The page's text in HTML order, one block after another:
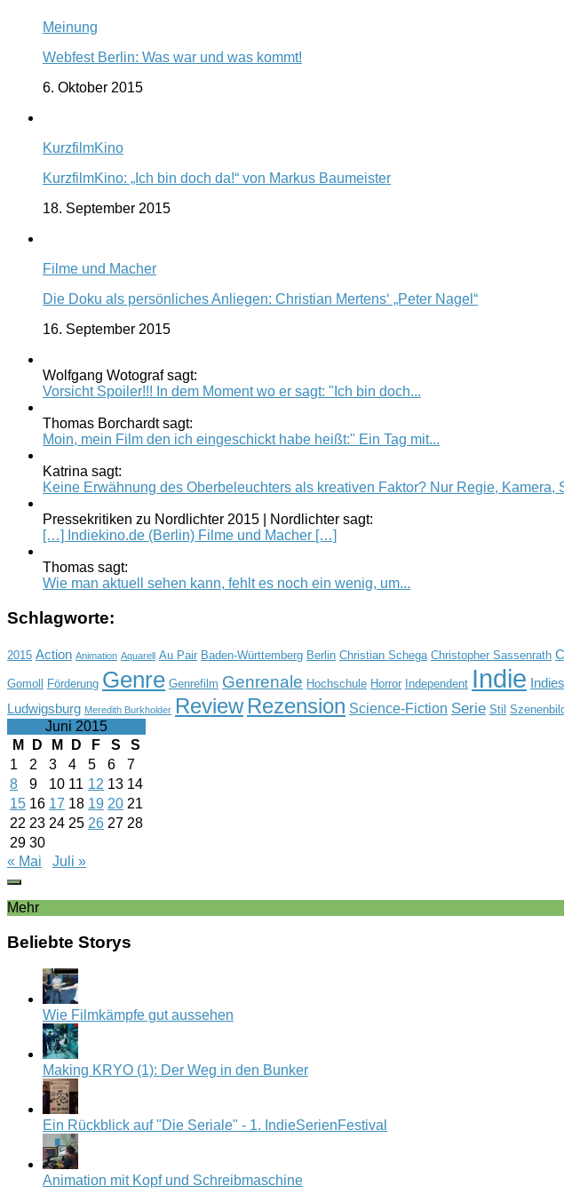
Meinung
Webfest Berlin: Was war und was kommt!
6. Oktober 2015
KurzfilmKino
KurzfilmKino: „Ich bin doch da!“ von Markus Baumeister
18. September 2015
Filme und Macher
Die Doku als persönliches Anliegen: Christian Mertens‘ „Peter Nagel“
16. September 2015
Wolfgang Wotograf sagt:
Vorsicht Spoiler!!! In dem Moment wo er sagt: "Ich bin doch...
Thomas Borchardt sagt:
Moin, mein Film den ich eingeschickt habe heißt:" Ein Tag mit...
Katrina sagt:
Keine Erwähnung des Oberbeleuchters als kreativen Faktor? Nur Regie, Kamera,
Pressekritiken zu Nordlichter 2015 | Nordlichter sagt:
[…] Indiekino.de (Berlin) Filme und Macher […]
Thomas sagt:
Wie man aktuell sehen kann, fehlt es noch ein wenig, um...
Schlagworte:
2015 Action Animation Aquarell Au Pair Baden-Württemberg Berlin Christian Schega Christopher Sassenrath
Gomoll Förderung Genre Genrefilm Genrenale Hochschule Horror Independent Indie
Ludwigsburg Meredith Burkholder Review Rezension Science-Fiction Serie Stil
Juni 2015
M
D M D F S
S
1
2 3 4 5 6
7
8
9 10 11 12 13 14
15 16 17 18 19 20 21
22 23 24 25 26 27 28
29 30
« Mai
Juli »
Mehr
Beliebte Storys
Wie Filmkämpfe gut aussehen
Making KRYO (1): Der Weg in den Bunker
Ein Rückblick auf "Die Seriale" - 1. IndieSerienFestival
Animation mit Kopf und Schreibmaschine